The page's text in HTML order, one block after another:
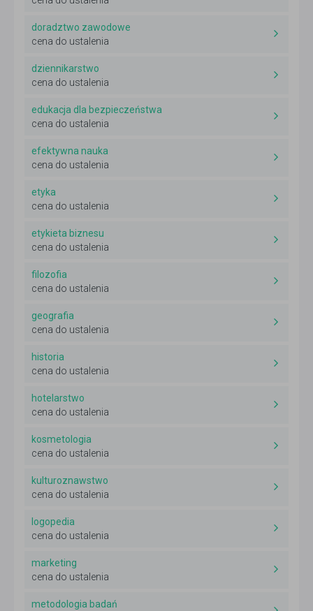
doradztwo zawodowe
cena do ustalenia
dziennikarstwo
cena do ustalenia
edukacja dla bezpieczeństwa
cena do ustalenia
efektywna nauka
cena do ustalenia
etyka
cena do ustalenia
etykieta biznesu
cena do ustalenia
filozofia
cena do ustalenia
geografia
cena do ustalenia
historia
cena do ustalenia
hotelarstwo
cena do ustalenia
kosmetologia
cena do ustalenia
kulturoznawstwo
cena do ustalenia
logopedia
cena do ustalenia
marketing
cena do ustalenia
metodologia badań